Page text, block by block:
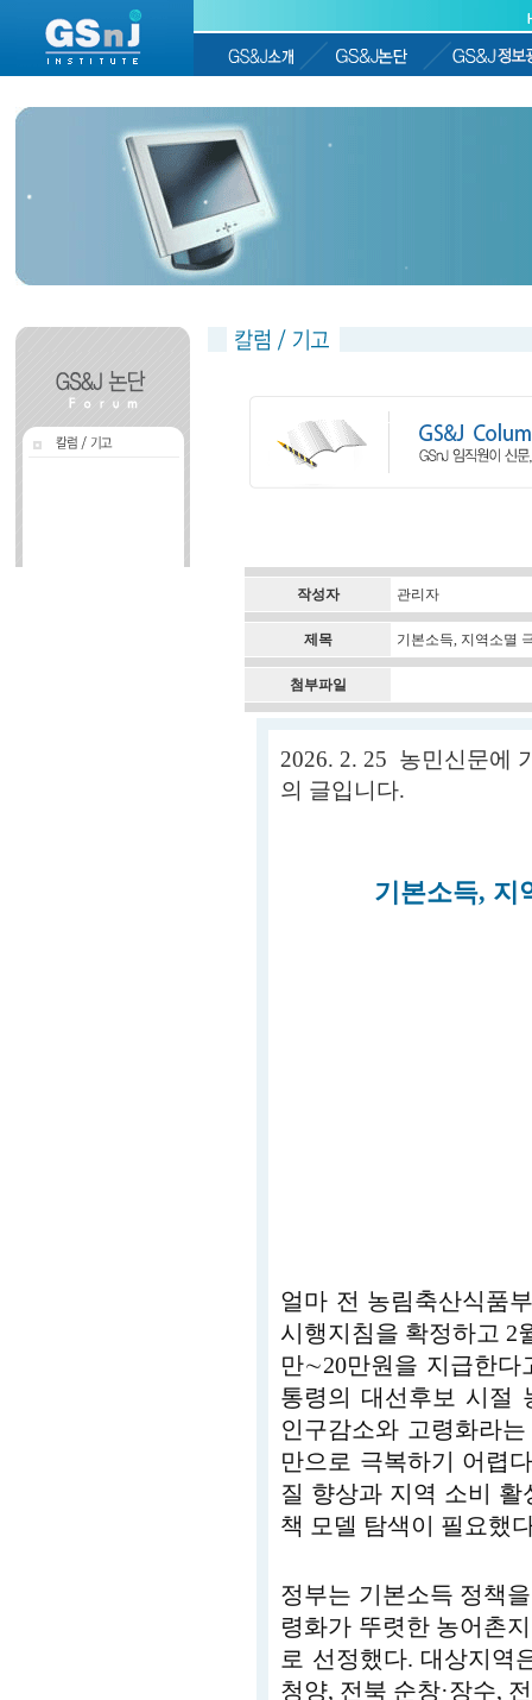
작성자 관리자
제목 기본소득, 지역소멸
첨부파일
2026. 2. 25 농민신문에
의 글입니다.
기본소득, 지
얼마 전 농림축산식품
시행지침을 확정하고 2
만∼20만원을 지급한다
통령의 대선후보 시절
인구감소와 고령화라
만으로 극복하기 어렵
질 향상과 지역 소비
책 모델 탐색이 필요했
정부는 기본소득 정책
령화가 뚜렷한 농어촌
로 선정했다. 대상지역
청양, 전북 순창·장수,